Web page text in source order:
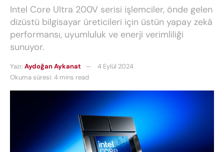
Intel Core Ultra 200V serisi işlemciler, önde gelen
dizüstü bilgisayar üreticileri için üstün yapay zekâ
performansı, uyumluluk ve enerji verimliliği
sunuyor.
Yazı: Aydoğan Aykanat
4 Eylül 2024
Okuma süresi: 4 mins read